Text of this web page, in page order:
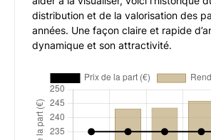
distribution et de la valorisation des
années. Une façon claire et rapide
dynamique et son attractivité.